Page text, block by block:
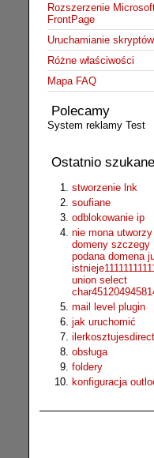
Rozszerzenie
FrontPage
Uruchamianie skryptów
Różne właściwości
Mapa FAQ
Polecamy
System reklamy Test
Ostatnio szukane
stworzenie lnk
soufiane
odblokowanie ip
nie mona
domeny szczegy
podana domena
union select
mail level plugin
jak uruchomić
obsługa
foldery
konfiguracja